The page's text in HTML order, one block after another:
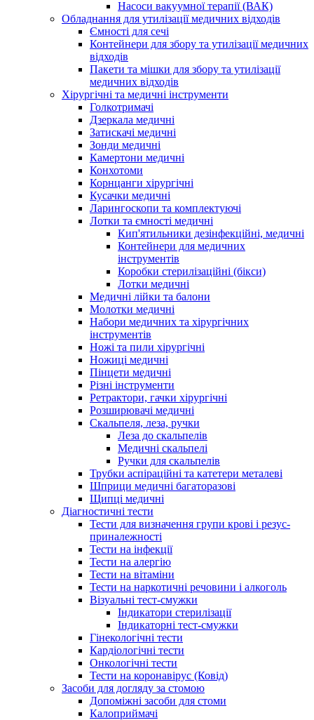
Насоси вакуумної терапії (ВАК)
Обладнання для утилізації медичних відходів
Ємності для сечі
Контейнери для збору та утилізації медичних
відходів
Пакети та мішки для збору та утилізації
медичних відходів
Хірургічні та медичні інструменти
Голкотримачі
Дзеркала медичні
Затискачі медичні
Зонди медичні
Камертони медичні
Конхотоми
Корнцанги хірургічні
Кусачки медичні
Ларингоскопи та комплектуючі
Лотки та ємності медичні
Кип'ятильники дезінфекційні, медичні
Контейнери для медичних
інструментів
Коробки стерилізаційні (бікси)
Лотки медичні
Медичні лійки та балони
Молотки медичні
Набори медичних та хірургічних
інструментів
Ножі та пили хірургічні
Ножиці медичні
Пінцети медичні
Різні інструменти
Ретрактори, гачки хірургічні
Розширювачі медичні
Скальпеля, леза, ручки
Леза до скальпелів
Медичні скальпелі
Ручки для скальпелів
Трубки аспіраційні та катетери металеві
Шприци медичні багаторазові
Щипці медичні
Діагностичні тести
Тести для визначення групи крові і резус-
приналежності
Тести на інфекції
Тести на алергію
Тести на вітаміни
Тести на наркотичні речовини і алкоголь
Візуальні тест-смужки
Індикатори стерилізації
Індикаторні тест-смужки
Гінекологічні тести
Кардіологічні тести
Онкологічні тести
Тести на коронавірус (Ковід)
Засоби для догляду за стомою
Допоміжні засоби для стоми
Калоприймачі